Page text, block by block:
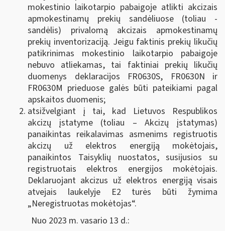
mokestinio laikotarpio pabaigoje atlikti akcizais
apmokestinamų prekių sandėliuose (toliau -
sandėlis) privalomą akcizais apmokestinamų
prekių inventorizaciją. Jeigu faktinis prekių likučių
patikrinimas mokestinio laikotarpio pabaigoje
nebuvo atliekamas, tai faktiniai prekių likučių
duomenys deklaracijos FR0630S, FR0630N ir
FR0630M prieduose galės būti pateikiami pagal
apskaitos duomenis;
atsižvelgiant į tai, kad Lietuvos Respublikos
akcizų įstatyme (toliau – Akcizų įstatymas)
panaikintas reikalavimas asmenims registruotis
akcizų už elektros energiją mokėtojais,
panaikintos Taisyklių nuostatos, susijusios su
registruotais elektros energijos mokėtojais.
Deklaruojant akcizus už elektros energiją visais
atvejais laukelyje E2 turės būti žymima
„Neregistruotas mokėtojas“.
Nuo 2023 m. vasario 13 d.: